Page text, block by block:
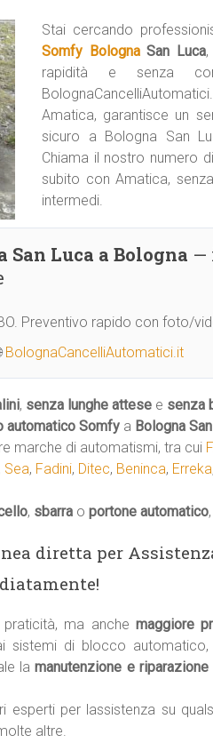
Stai cercando
Somfy BolognaSan Luca,
rapidità e senza
Amatica, garantisce un
sicuro a Bologna San
Chiama il nostro numero
subito con Amatica,
intermedi.
San Luca a Bologna —
Preventivo rapido con foto/
BolognaCancelliAutomatici.it
, senza lunghe attese e senza
automatico Somfy a Bologna
marche di automatismi, tra cui
Sea, Fadini, Ditec, Beninca, Erreka
, sbarra o portone automatico
diretta per
ma anchemaggiore
sistemi di blocco
lamanutenzione e
esperti per lassistenza su
altre.